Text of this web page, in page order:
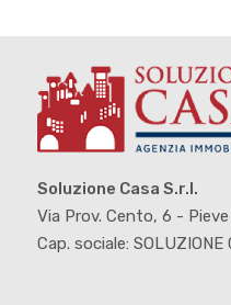
Soluzione Casa S.r.l.
Via Prov. Cento, 6 -
Cap. sociale: